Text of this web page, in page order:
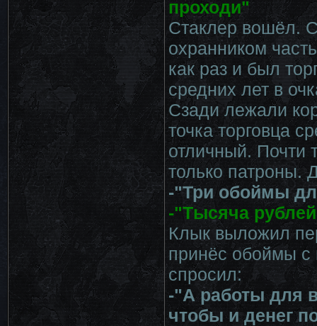
проходи"
Стаклер вошёл.
охранником
как раз и был
средних лет в
Сзади лежали
точка торговца
отличный. Почти
только патроны.
-"Три обоймы
-"Тысяча
Клык выложил
принёс обоймы с
спросил:
-"А работы для
чтобы и денег